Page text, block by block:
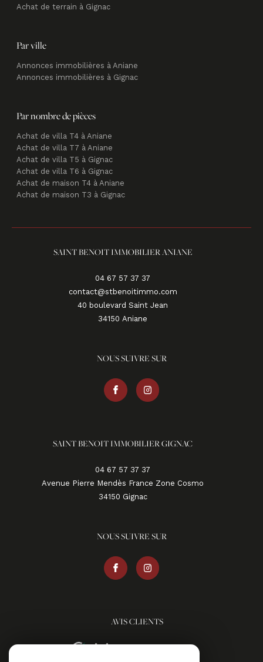
Achat de terrain à Gignac
Par ville
Annonces immobilières à Aniane
Annonces immobilières à Gignac
Par nombre de pièces
Achat de villa T4 à Aniane
Achat de villa T7 à Aniane
Achat de villa T5 à Gignac
Achat de villa T6 à Gignac
Achat de maison T4 à Aniane
Achat de maison T3 à Gignac
SAINT BENOIT IMMOBILIER ANIANE
04 67 57 37 37
contact@stbenoitimmo.com
40 boulevard Saint Jean
34150
aniane
NOUS SUIVRE SUR
SAINT BENOIT IMMOBILIER GIGNAC
04 67 57 37 37
Avenue Pierre Mendès France Zone Cosmo
34150
gignac
NOUS SUIVRE SUR
AVIS CLIENTS